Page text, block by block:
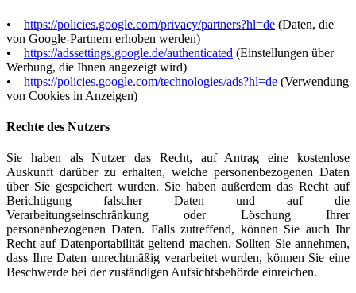
• https://policies.google.com/privacy/partners?hl=de (Daten, die
von Google-Partnern erhoben werden)
• https://adssettings.google.de/authenticated (Einstellungen über
Werbung, die Ihnen angezeigt wird)
• https://policies.google.com/technologies/ads?hl=de (Verwendung
von Cookies in Anzeigen)
Rechte des Nutzers
Sie haben als Nutzer das Recht, auf Antrag eine kostenlose
Auskunft darüber zu erhalten, welche personenbezogenen Daten
über Sie gespeichert wurden. Sie haben außerdem das Recht auf
Berichtigung falscher Daten und auf die
Verarbeitungseinschränkung oder Löschung Ihrer
personenbezogenen Daten. Falls zutreffend, können Sie auch Ihr
Recht auf Datenportabilität geltend machen. Sollten Sie annehmen,
dass Ihre Daten unrechtmäßig verarbeitet wurden, können Sie eine
Beschwerde bei der zuständigen Aufsichtsbehörde einreichen.